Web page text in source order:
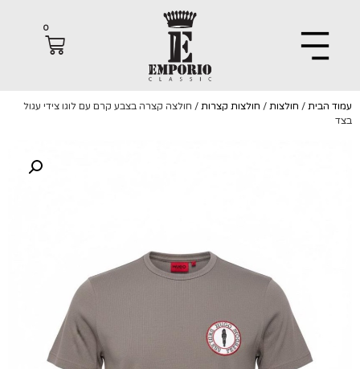
הבית/חולצות /חולצות קצרות / חולצה קצרה בצבע קרם עם לוגו צידי עגול